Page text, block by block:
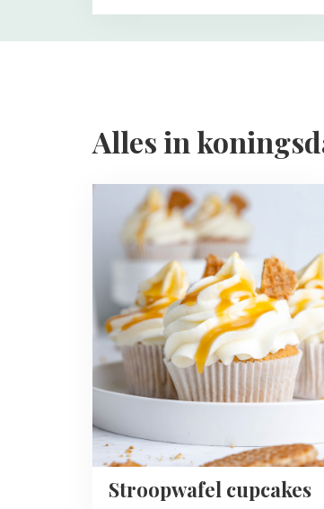
Alles in
Stroopwafel cupcakes
more
about
Stroopwafel
cupcakes